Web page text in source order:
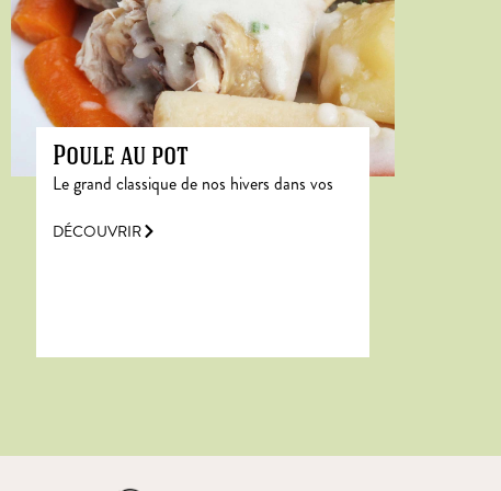
Poule au pot
Le grand classique de nos hivers dans vos
DÉCOUVRIR